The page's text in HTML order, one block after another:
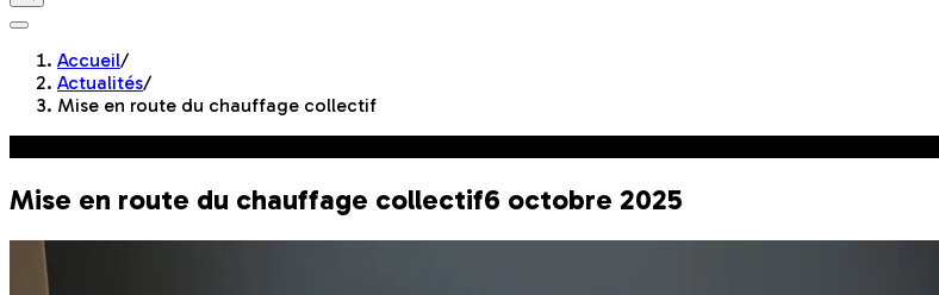
Accueil/
Actualités/
Mise en route du chauffage collectif
Mise en route du chauffage collectif6 octobre 2025